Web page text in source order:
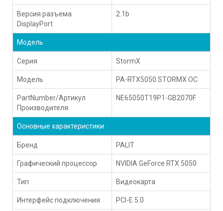
Версия разъема
DisplayPort
2.1b
Модель
Серия StormX
Модель PA-RTX5050 STORMX OC
PartNumber/Артикул
Производителя
NE65050T19P1-GB2070F
Основные характеристики
Бренд PALIT
Графический процессор NVIDIA GeForce RTX 5050
Тип Видеокарта
Интерфейс подключения PCI-E 5.0